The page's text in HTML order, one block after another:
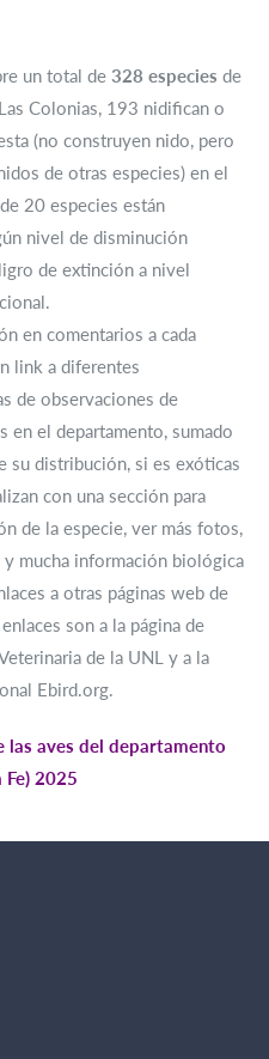
un total de 328 especies de
Colonias, 193 nidifican o
(no construyen nido, pero
de otras especies) en el
20 especies están
nivel de disminución
de extinción a nivel
en comentarios a cada
link a diferentes
de observaciones de
en el departamento, sumado
su distribución, si es exóticas
con una sección para
de la especie, ver más fotos,
y mucha información biológica
a otras páginas web de
son a la página de
de la UNL y a la
Ebird.org.
las aves del departamento
Fe) 2025